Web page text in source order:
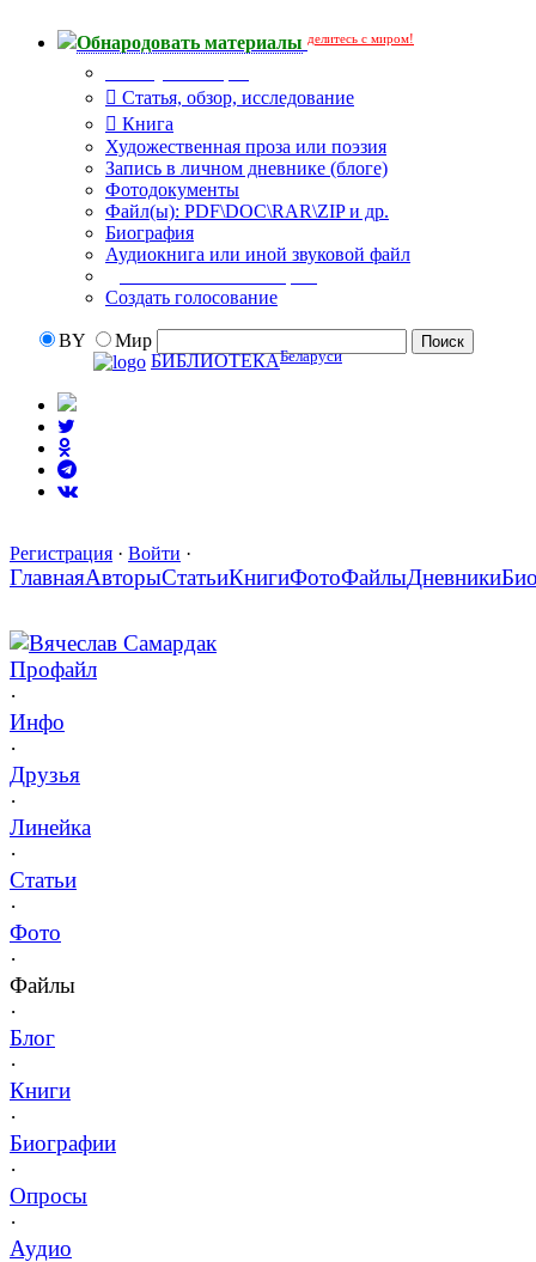
Обнародовать материалы делитесь с миром!
Статья, обзор, исследование
Книга
Художественная проза или поэзия
Запись в личном дневнике (блоге)
Фотодокументы
Файл(ы): PDF\DOC\RAR\ZIP и др.
Биография
Аудиокнига или иной звуковой файл
Создать голосование
BY
Мир
БИБЛИОТЕКАБеларуси
Регистрация · Войти ·
ГлавнаяАвторыСтатьиКнигиФотоФайлыДневники
Вячеслав Самардак
Профайл
·
Инфо
·
Друзья
·
Линейка
·
Статьи
·
Фото
·
Файлы
·
Блог
·
Книги
·
Биографии
·
Опросы
·
Аудио